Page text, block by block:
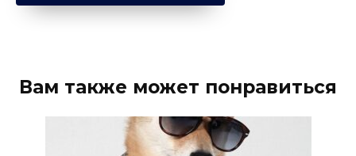
Вам также может понравиться